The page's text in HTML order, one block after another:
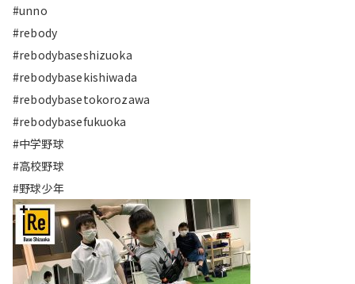
#unno
#rebody
#rebodybaseshizuoka
#rebodybasekishiwada
#rebodybasetokorozawa
#rebodybasefukuoka
#中学野球
#高校野球
#野球少年